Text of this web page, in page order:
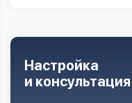
Настройка
и консультация